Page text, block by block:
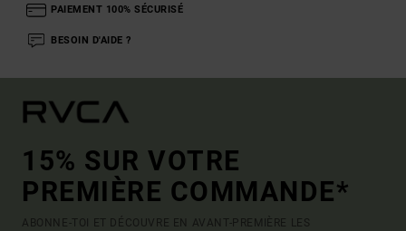
PAIEMENT 100% SÉCURISÉ
BESOIN D'AIDE ?
15% SUR VOTRE
PREMIÈRE COMMANDE*
ABONNE-TOI ET DÉCOUVRE EN AVANT-PREMIÈRE LES